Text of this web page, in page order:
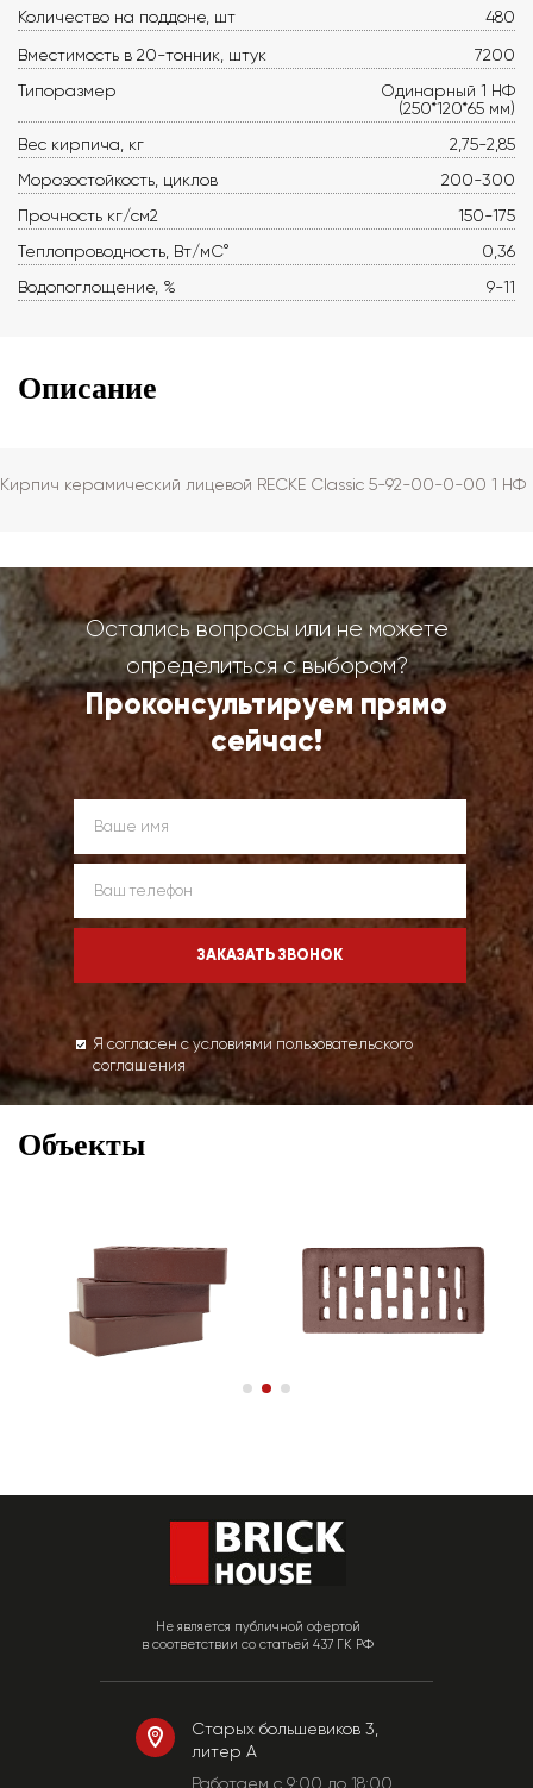
Количество на поддоне, шт
480
Вместимость в 20-тонник, штук
7200
Типоразмер
Одинарный 1 НФ
(250*120*65 мм)
Вес кирпича, кг
2,75-2,85
Морозостойкость, циклов
200-300
Прочность кг/см2
150-175
Теплопроводность, Вт/мС°
0,36
Водопоглощение, %
9-11
Описание
Кирпич керамический лицевой RECKE Сlassic 5-92-00-0-00 1 НФ
Остались вопросы или не можете
определиться с выбором?
Проконсультируем прямо
сейчас!
Я согласен с условиями пользовательского
соглашения
Объекты
Не является публичной офертой
в соответствии со статьей 437 ГК РФ
Старых большевиков 3,
литер А
Работаем c 9:00 до 18:00.